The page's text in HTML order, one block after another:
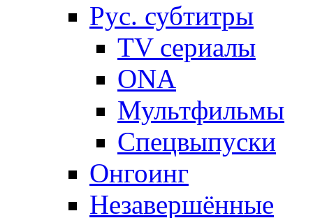
Рус. субтитры
TV сериалы
ONA
Мультфильмы
Спецвыпуски
Онгоинг
Незавершённые